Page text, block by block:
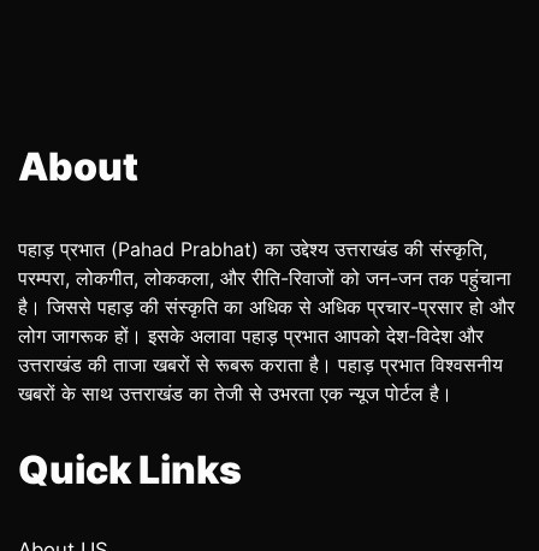
About
पहाड़ प्रभात (Pahad Prabhat) का उद्देश्य उत्तराखंड की संस्कृति,
परम्परा, लोकगीत, लोककला, और रीति-रिवाजों को जन-जन तक पहुंचाना
है। जिससे पहाड़ की संस्कृति का अधिक से अधिक प्रचार-प्रसार हो और
लोग जागरूक हों। इसके अलावा पहाड़ प्रभात आपको देश-विदेश और
उत्तराखंड की ताजा खबरों से रूबरू कराता है। पहाड़ प्रभात विश्वसनीय
खबरों के साथ उत्तराखंड का तेजी से उभरता एक न्यूज पोर्टल है।
Quick Links